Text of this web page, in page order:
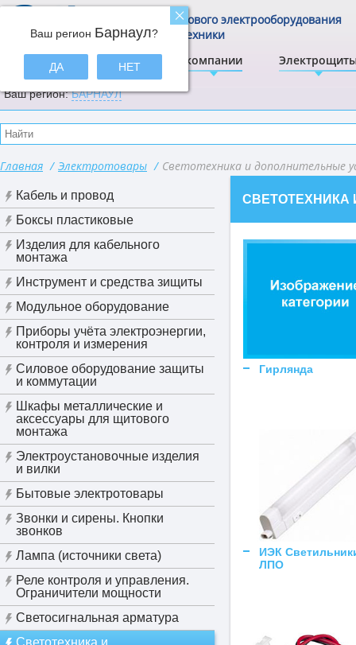
ЭлектрА О компании
Центр щитового электрооборудования
и электротехники
Ваш регион:БАРНАУЛ
Ваш регион Барнаул?
ДА НЕТ
Главная / Электротовары / Светотехника и дополнительные
Кабель и провод
Боксы пластиковые
Изделия для кабельного
монтажа
Инструмент и средства зищиты
Модульное оборудование
Приборы учёта электроэнергии,
контроля и измерения
Силовое оборудование защиты
и коммутации
Шкафы металлические и
аксессуары для щитового
монтажа
Электроустановочные изделия
и вилки
Бытовые электротовары
Звонки и сирены. Кнопки
звонков
Лампа (источники света)
Реле контроля и управления.
Ограничители мощности
Светосигнальная арматура
Светотехника и
СВЕТОТЕХНИКА
Гирлянда
ИЭК
ЛПО